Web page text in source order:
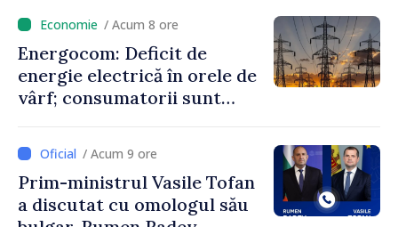
putem menține prețurile la
un nivel mai mic”
/ Acum 8 ore
Energocom: Deficit de
energie electrică în orele de
vârf; consumatorii sunt
/ Acum 9 ore
Prim-ministrul Vasile Tofan
a discutat cu omologul său